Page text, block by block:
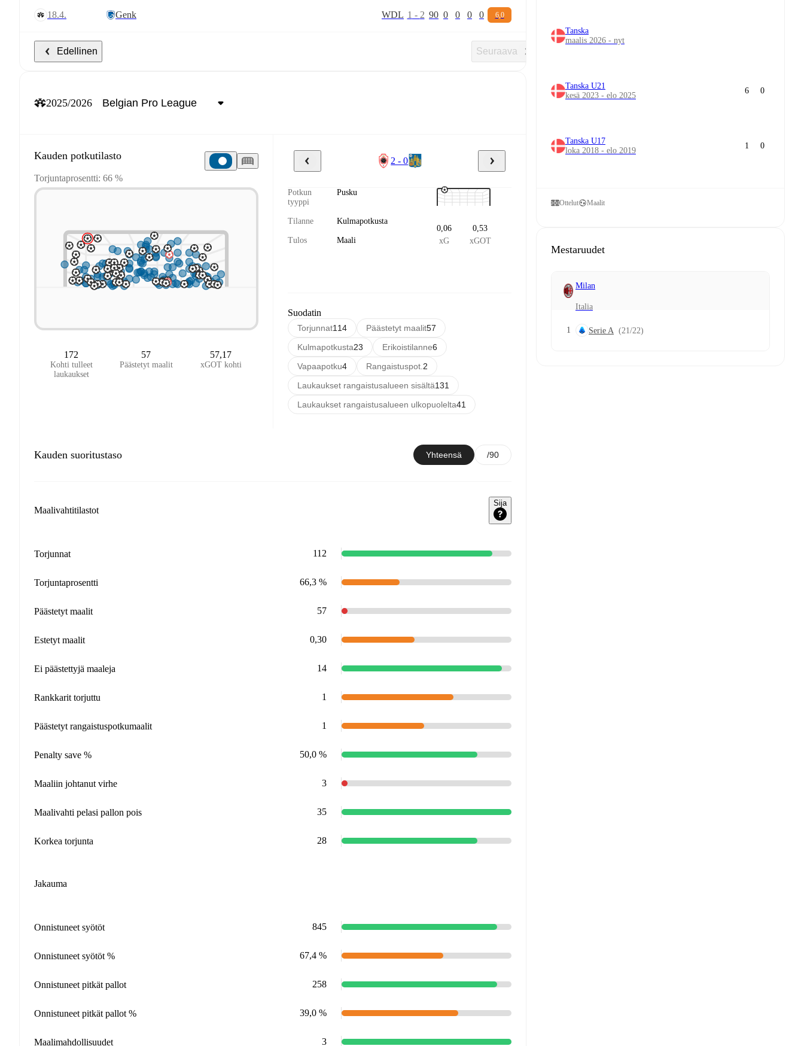
18.4. Genk WDL 1 - 2 90 0 0 0 0 6,0
Edellinen Seuraava
2025/2026
Kauden potkutilasto
Torjuntaprosentti: 66 %
172
Kohti tulleet
laukaukset
57
Päästetyt maalit
57,17
xGOT kohti
2 - 0
Potkun
tyyppi
Pusku
Tilanne Kulmapotkusta
Tulos Maali
0,06
xG
0,53
xGOT
Suodatin
Torjunnat114 Päästetyt maalit57
Kulmapotkusta23 Erikoistilanne6
Vapaapotku4 Rangaistuspot. 2
Laukaukset rangaistusalueen sisältä131
Laukaukset rangaistusalueen ulkopuolelta41
Kauden suoritustaso Yhteensä /90
Maalivahtitilastot
Sija
Torjunnat 112
Torjuntaprosentti 66,3 %
Päästetyt maalit 57
Estetyt maalit 0,30
Ei päästettyjä maaleja 14
Rankkarit torjuttu 1
Päästetyt rangaistuspotkumaalit 1
Penalty save % 50,0 %
Maaliin johtanut virhe 3
Maalivahti pelasi pallon pois 35
Korkea torjunta 28
Jakauma
Onnistuneet syötöt 845
Onnistuneet syötöt % 67,4 %
Onnistuneet pitkät pallot 258
Onnistuneet pitkät pallot % 39,0 %
Maalimahdollisuudet 3
Tanska
maalis 2026 - nyt
Tanska U21
kesä 2023 - elo 2025
6 0
Tanska U17
loka 2018 - elo 2019
1 0
Ottelut Maalit
Mestaruudet
Milan
Italia
1 Serie A (21/22)